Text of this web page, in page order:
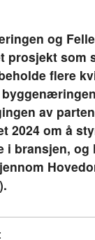
og
prosjekt som
flere
av
2024 om å
i bransjen,